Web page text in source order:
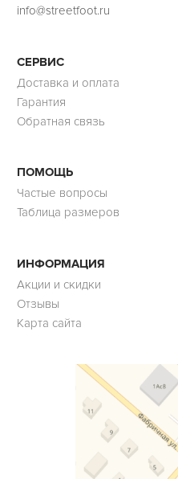
info@streetfoot.ru
СЕРВИС
Доставка и оплата
Гарантия
Обратная связь
ПОМОЩЬ
Частые вопросы
Таблица размеров
ИНФОРМАЦИЯ
Акции и скидки
Отзывы
Карта сайта